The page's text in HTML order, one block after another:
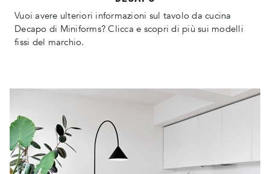
Vuoi avere ulteriori informazioni sul tavolo da cucina
Decapo di Miniforms? Clicca e scopri di più sui modelli
fissi del marchio.